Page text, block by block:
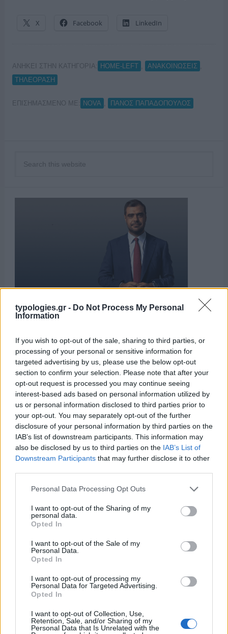
typologies.gr - Do Not Process My Personal
Information
If you wish to opt-out of the sale, sharing to third parties, or
processing of your personal or sensitive information for
targeted advertising by us, please use the below opt-out
section to confirm your selection. Please note that after your
opt-out request is processed you may continue seeing
interest-based ads based on personal information utilized by
us or personal information disclosed to third parties prior to
your opt-out. You may separately opt-out of the further
disclosure of your personal information by third parties on the
IAB’s list of downstream participants. This information may
also be disclosed by us to third parties on the IAB’s List of
Downstream Participants that may further disclose it to other
Please note that this website/app uses one or more Google
not limited to your visit or usage behaviour. You may click to
grant or deny consent to Google and its third-party tags to
use your data for below specified purposes in below Google
consent section.
Personal Data Processing Opt Outs
I want to opt-out of the Sharing of my
personal data.
Opted In
I want to opt-out of the Sale of my
Personal Data.
Opted In
I want to opt-out of processing my
Personal Data for Targeted Advertising.
Opted In
I want to opt-out of Collection, Use,
Retention, Sale, and/or Sharing of my
Personal Data that Is Unrelated with the
X Facebook LinkedIn
ΑΝΗΚΕΙ ΣΤΗΝ ΚΑΤΗΓΟΡΙΑ: HOME-LEFT ΑΝΑΚΟΙΝΩΣΕΙΣ
ΤΗΛΕΟΡΑΣΗ
ΕΠΙΣΗΜΑΣΜΕΝΟ ΜΕ: NOVA ΠΑΝΟΣ ΠΑΠΑΔΟΠΟΥΛΟΣ
ΑΙΧΜΕΣ
ΑΙΧΜΕΣ: Και άλλες αποχωρήσεις και
άλλες συμφωνίες
Το Καλοκαίρι αυτό στα ΜΜΕ θυμίζει αίθουσα αφίξεων και
αναχωρήσεων αεροδρομίου. Άλλοι γνωρίζουν τον
προορισμό τους και άλλοι αλλάζουν πορεία, ενώ έχουν
ξεκινήσει για άλλου καταλήγουν σε άλλο σημείο. Η
κινητικότητα είναι συνάρτηση πολλών παραγόντων,
ορισμένοι εκ των οποίων δεν είναι ορατοί προς το
παρόν. Λέγεται πως ο Ιβάν Σαββίδης τα βρήκε με την